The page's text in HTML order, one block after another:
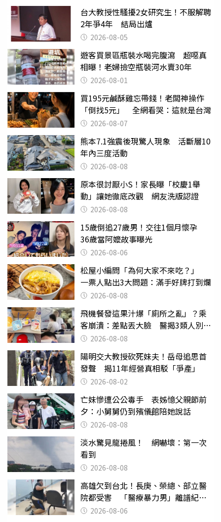
台大教授性騷擾2女研究生！不服解聘
2年爭4年 結局出爐
2026-08-05
遊客買景區瓶裝水喝完腹瀉 超噁真
相曝！老婦撿空瓶裝河水賣30年
2026-08-01
買195元鹹酥雞忘帶錢！老闆神操作
「倒找5元」 全網看哭：這就是台灣
2026-08-07
熊本7.1強震後現驚人現象 活斷層10
年內三度活動
2026-08-08
原本很討厭小S！家長曝「校慶1舉
動」讓她徹底改觀 網友洗版認證
2026-08-08
15歲倒追27歲男！交往1個月懷孕
36歲當阿嬤故事曝光
2026-08-06
松屋小編問「為何大家不來吃？」
一票人點出3大問題：滿手好牌打到爛
2026-08-08
飛機餐發這果汁爆「廁所之亂」？乘
客崩潰：差點丟大臉 醫揭3類人別亂
喝 2026-08-08
陽明交大教授砍死妹夫！岳母追思首
發聲 揭11年經營真相駁「爭產」
2026-08-02
亡妹慘遭公公毒手 表姊憶父親節前
夕：小舅舅仍到殯儀館陪她說話
2026-08-08
淡水驚見龍捲風！ 網嚇壞：第一次
看到
2026-08-08
高雄欠到台北！長庚、榮總、部立醫
院都受害 「醫療暴力男」離譜紀錄
曝光2026-08-06